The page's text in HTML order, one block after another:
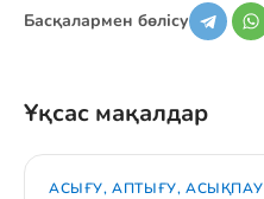
Басқалармен бөлісу
Ұқсас мақалдар
АСЫҒУ, АПТЫҒУ, АСЫҚПАУ